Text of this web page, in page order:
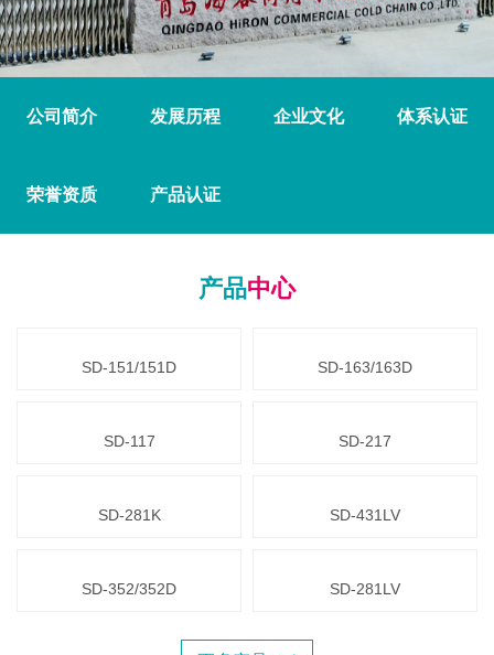
公司简介 发展历程 企业文化 体系认证
荣誉资质 产品认证
产品中心
SD-151/151D SD-163/163D
SD-117 SD-217
SD-281K SD-431LV
SD-352/352D SD-281LV